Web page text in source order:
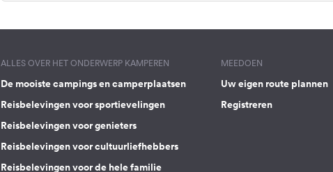
ALLES OVER HET ONDERWERP KAMPEREN
De mooiste campings en camperplaatsen
Reisbelevingen voor sportievelingen
Reisbelevingen voor genieters
Reisbelevingen voor cultuurliefhebbers
Reisbelevingen voor de hele familie
MEEDOEN
Uw eigen route plannen
Registreren